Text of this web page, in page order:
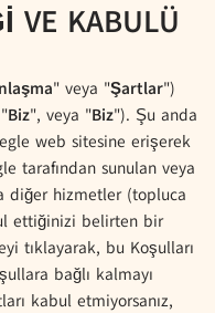
VE KABULÜ
" veya "Şartlar")
Biz", veya "Biz"). Şu anda
web sitesine erişerek
tarafından sunulan veya
diğer hizmetler (topluca
ettiğinizi belirten bir
tıklayarak, bu Koşulları
bağlı kalmayı
kabul etmiyorsanız,